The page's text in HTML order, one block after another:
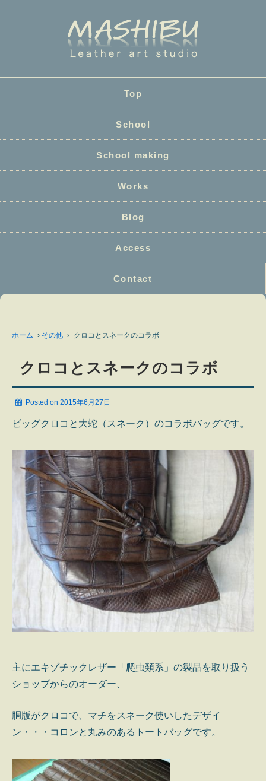
Top
School
School making
Works
Blog
Access
Contact
ホーム › その他 › クロコとスネークのコラボ
クロコとスネークのコラボ
Posted on 2015年6月27日
ビッグクロコと大蛇（スネーク）のコラボバッグです。
主にエキゾチックレザー「爬虫類系」の製品を取り扱う
ショップからのオーダー、
胴版がクロコで、マチをスネーク使いしたデザイ
ン・・・コロンと丸みのあるトートバッグです。